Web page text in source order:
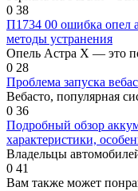
0 38
П1734 00 ошибка опел
методы устранения
Опель Астра Х — это
0 28
Проблема запуска
Вебасто, популярная
0 36
Подробный обзор
характеристики,
Владельцы
0 41
Вам также может